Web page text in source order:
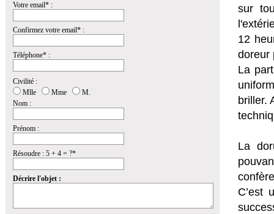
Votre email* :
Confirmez votre email* :
Téléphone* :
Civilité :
Mlle
Mme
M.
Nom :
Prénom :
Résoudre : 5 + 4 = ?*
Décrire l'objet :
sur
12
doreur
La
briller.
La
C’est